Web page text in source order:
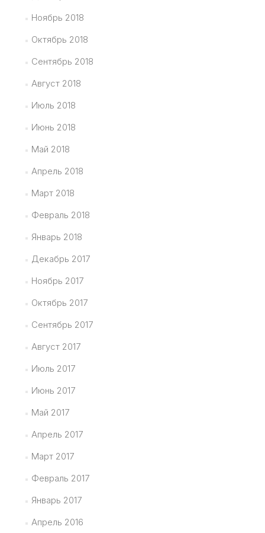
Ноябрь 2018
Октябрь 2018
Сентябрь 2018
Август 2018
Июль 2018
Июнь 2018
Май 2018
Апрель 2018
Март 2018
Февраль 2018
Январь 2018
Декабрь 2017
Ноябрь 2017
Октябрь 2017
Сентябрь 2017
Август 2017
Июль 2017
Июнь 2017
Май 2017
Апрель 2017
Март 2017
Февраль 2017
Январь 2017
Апрель 2016